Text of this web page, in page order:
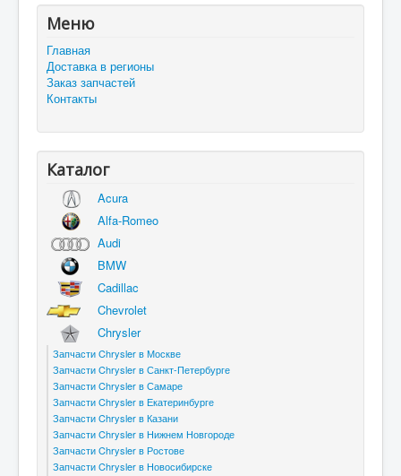
Меню
Главная
Доставка в регионы
Заказ запчастей
Контакты
Каталог
Acura
Alfa-Romeo
Audi
BMW
Cadillac
Chevrolet
Chrysler
Запчасти Chrysler в Москве
Запчасти Chrysler в Санкт-Петербурге
Запчасти Chrysler в Самаре
Запчасти Chrysler в Екатеринбурге
Запчасти Chrysler в Казани
Запчасти Chrysler в Нижнем Новгороде
Запчасти Chrysler в Ростове
Запчасти Chrysler в Новосибирске